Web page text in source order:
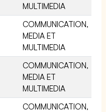
MULTIMEDIA
COMMUNICATION,
MEDIA ET
MULTIMEDIA
COMMUNICATION,
MEDIA ET
MULTIMEDIA
COMMUNICATION,